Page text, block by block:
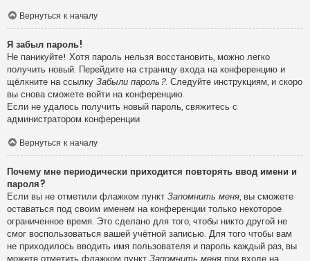
Вернуться к началу
Я забыл пароль!
Не паникуйте! Хотя пароль нельзя восстановить, можно легко
получить новый. Перейдите на страницу входа на конференцию и
щёлкните на ссылку Забыли пароль?. Следуйте инструкциям, и скоро
вы снова сможете войти на конференцию.
Если не удалось получить новый пароль, свяжитесь с
администратором конференции.
Вернуться к началу
Почему мне периодически приходится повторять ввод имени и
пароля?
Если вы не отметили флажком пункт Запомнить меня, вы сможете
оставаться под своим именем на конференции только некоторое
ограниченное время. Это сделано для того, чтобы никто другой не
смог воспользоваться вашей учётной записью. Для того чтобы вам
не приходилось вводить имя пользователя и пароль каждый раз, вы